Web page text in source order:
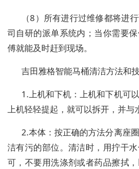
（8）所有进行过维修都将进
司自研的派单系统内；当你需要
傅就能及时赶到现场。
吉田雅格智能马桶清洁方法和
1.上机和下机：上机和下机可
上机轻轻提起，就可以拆开，并与
2.本体：按正确的方法分离座
洁有污的部位。清洁时，用拧干
可，不要用洗涤剂或者药品擦拭